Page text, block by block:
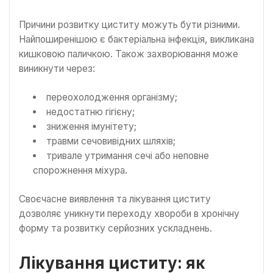
Причини розвитку циститу можуть бути різними.
Найпоширенішою є бактеріальна інфекція, викликана
кишковою паличкою. Також захворювання може
виникнути через:
переохолодження організму;
недостатню гігієну;
зниження імунітету;
травми сечовивідних шляхів;
тривале утримання сечі або неповне
спорожнення міхура.
Своєчасне виявлення та лікування циститу
дозволяє уникнути переходу хвороби в хронічну
форму та розвитку серйозних ускладнень.
Лікування циститу: як